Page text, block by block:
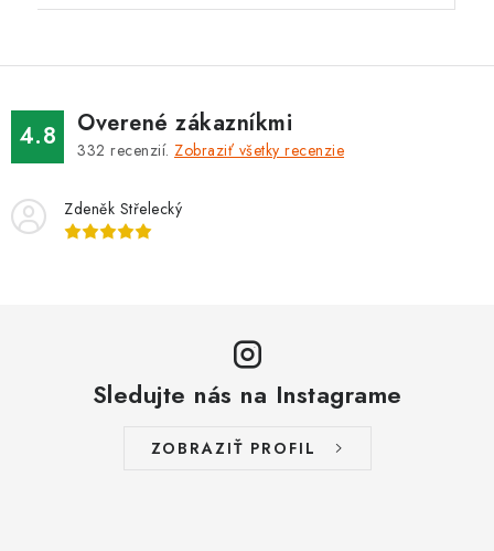
4.8 Overené zákazníkmi
332 recenzií. Zobraziť všetky recenzie
Zdeněk Střelecký
Sledujte nás na Instagrame
ZOBRAZIŤ PROFIL